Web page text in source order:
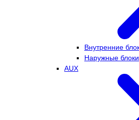
Внутренние
Наружные блоки
AUX